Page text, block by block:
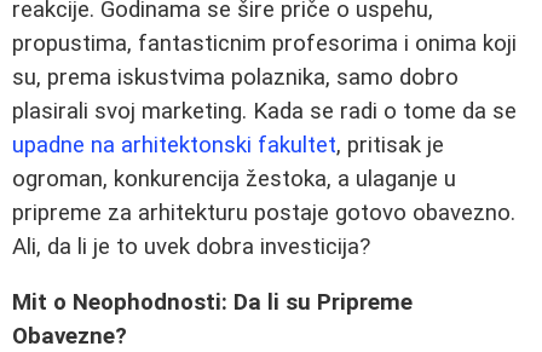
reakcije. Godinama se šire priče o uspehu,
propustima, fantasticnim profesorima i onima koji
su, prema iskustvima polaznika, samo dobro
plasirali svoj marketing. Kada se radi o tome da se
upadne na arhitektonski fakultet, pritisak je
ogroman, konkurencija žestoka, a ulaganje u
pripreme za arhitekturu postaje gotovo obavezno.
Ali, da li je to uvek dobra investicija?
Mit o Neophodnosti: Da li su Pripreme
Obavezne?